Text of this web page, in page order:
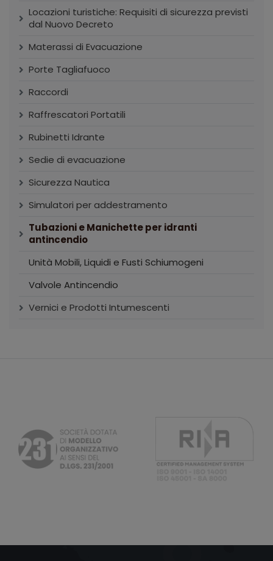
Locazioni turistiche: Requisiti di sicurezza previsti
dal Nuovo Decreto
Materassi di Evacuazione
Porte Tagliafuoco
Raccordi
Raffrescatori Portatili
Rubinetti Idrante
Sedie di evacuazione
Sicurezza Nautica
Simulatori per addestramento
Tubazioni e Manichette per idranti
antincendio
Unità Mobili, Liquidi e Fusti Schiumogeni
Valvole Antincendio
Vernici e Prodotti Intumescenti